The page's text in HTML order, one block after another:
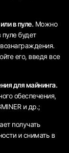
в пуле. Можно
будет
его, введя все
для майнинга.
обеспечения,
и др.;
получать
и снимать в